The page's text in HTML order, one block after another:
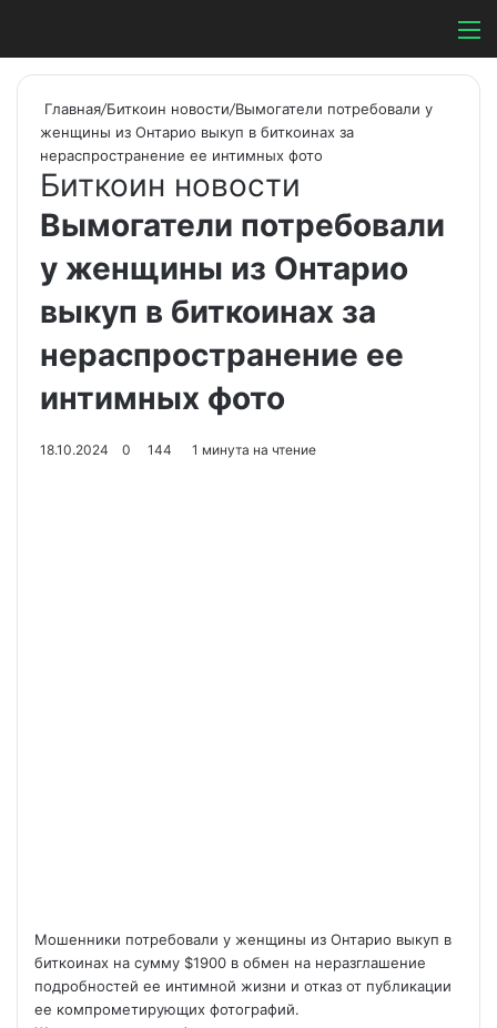
Switch skin
Главная/Биткоин новости/Вымогатели потребовали у
женщины из Онтарио выкуп в биткоинах за
нераспространение ее интимных фото
Биткоин новости
Вымогатели потребовали
у женщины из Онтарио
выкуп в биткоинах за
нераспространение ее
интимных фото
18.10.2024 0 144 1 минута на чтение
Мошенники потребовали у женщины из Онтарио выкуп в
биткоинах на сумму $1900 в обмен на неразглашение
подробностей ее интимной жизни и отказ от публикации
ее компрометирующих фотографий.